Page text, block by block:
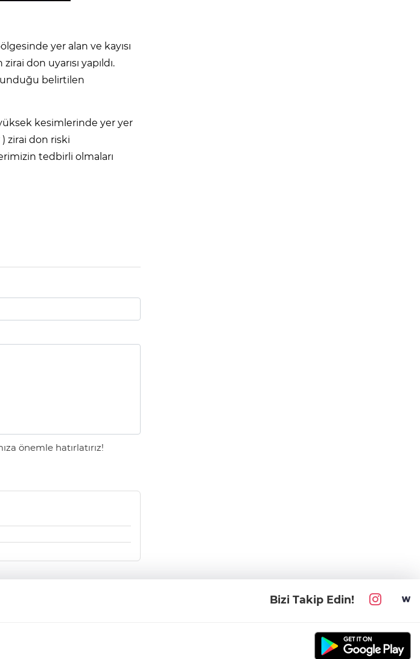
yer alan ve kayısı
don uyarısı yapıldı.
belirtilen
kesimlerinde yer yer
zirai don riski
tedbirli olmaları
önemle hatırlatırız!
Bizi Takip Edin!